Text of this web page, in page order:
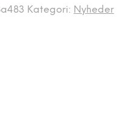
Kategori: Nyheder